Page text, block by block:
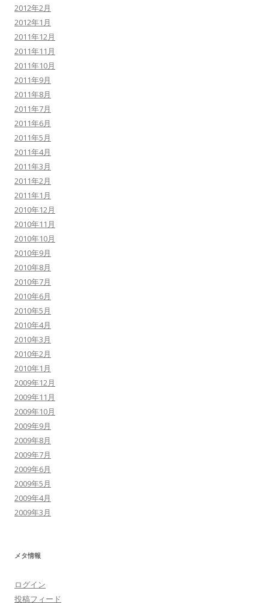
2012年2月
2012年1月
2011年12月
2011年11月
2011年10月
2011年9月
2011年8月
2011年7月
2011年6月
2011年5月
2011年4月
2011年3月
2011年2月
2011年1月
2010年12月
2010年11月
2010年10月
2010年9月
2010年8月
2010年7月
2010年6月
2010年5月
2010年4月
2010年3月
2010年2月
2010年1月
2009年12月
2009年11月
2009年10月
2009年9月
2009年8月
2009年7月
2009年6月
2009年5月
2009年4月
2009年3月
メタ情報
ログイン
投稿フィード